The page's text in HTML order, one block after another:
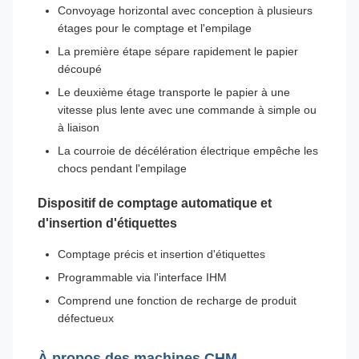
Convoyage horizontal avec conception à plusieurs
étages pour le comptage et l'empilage
La première étape sépare rapidement le papier
découpé
Le deuxième étage transporte le papier à une
vitesse plus lente avec une commande à simple ou
à liaison
La courroie de décélération électrique empêche les
chocs pendant l'empilage
Dispositif de comptage automatique et
d'insertion d'étiquettes
Comptage précis et insertion d'étiquettes
Programmable via l'interface IHM
Comprend une fonction de recharge de produit
défectueux